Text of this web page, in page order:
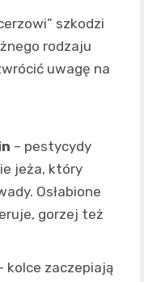
szkodzi
rodzaju
uwagę na
– pestycydy
jeża, który
Osłabione
gorzej też
kolce zaczepiają